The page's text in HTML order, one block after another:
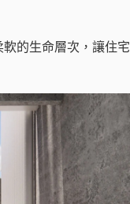
的生命層次，讓住宅